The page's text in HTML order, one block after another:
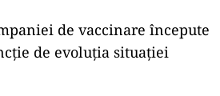
de vaccinare începute
de evoluția situației